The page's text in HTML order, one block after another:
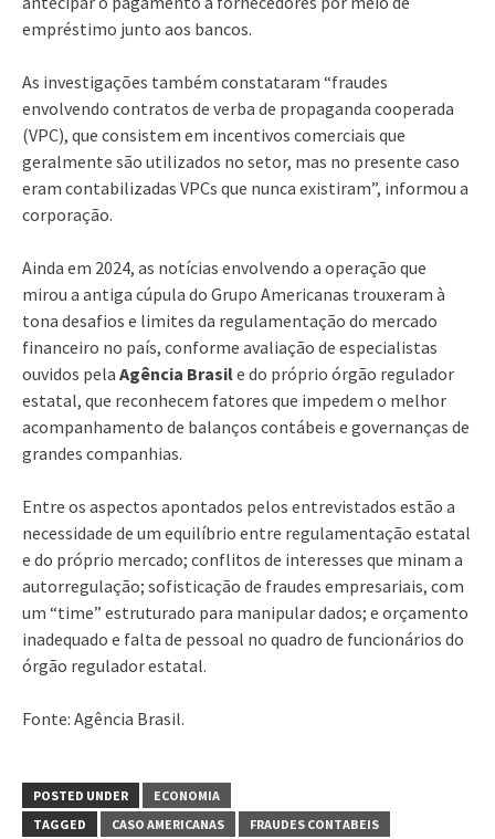
empréstimo junto aos bancos.
As investigações também constataram “fraudes
envolvendo contratos de verba de propaganda cooperada
(VPC), que consistem em incentivos comerciais que
geralmente são utilizados no setor, mas no presente caso
eram contabilizadas VPCs que nunca existiram”, informou a
corporação.
Ainda em 2024, as notícias envolvendo a operação que
mirou a antiga cúpula do Grupo Americanas trouxeram à
tona desafios e limites da regulamentação do mercado
financeiro no país, conforme avaliação de especialistas
ouvidos pela Agência Brasile do próprio órgão regulador
estatal, que reconhecem fatores que impedem o melhor
acompanhamento de balanços contábeis e governanças de
grandes companhias.
Entre os aspectos apontados pelos entrevistados estão a
necessidade de um equilíbrio entre regulamentação estatal
e do próprio mercado; conflitos de interesses que minam a
autorregulação; sofisticação de fraudes empresariais, com
um “time” estruturado para manipular dados; e orçamento
inadequado e falta de pessoal no quadro de funcionários do
órgão regulador estatal.
Fonte: Agência Brasil.
POSTED UNDER
ECONOMIA
TAGGED
CASO AMERICANAS
FRAUDES CONTABEIS